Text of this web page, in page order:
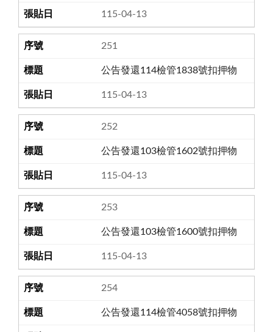
115-04-13
251
公告發還114檢管1838號扣押物
115-04-13
252
公告發還103檢管1602號扣押物
115-04-13
253
公告發還103檢管1600號扣押物
115-04-13
254
公告發還114檢管4058號扣押物